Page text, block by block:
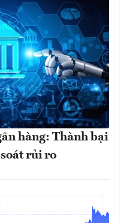
hàng: Thành bại
rủi ro